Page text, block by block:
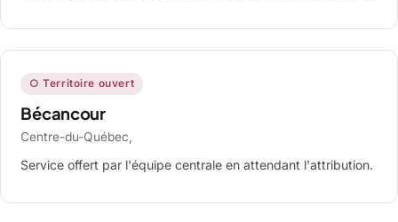
○ Territoire ouvert
Bécancour
Centre-du-Québec,
Service offert par l'équipe centrale en attendant l'attribution.